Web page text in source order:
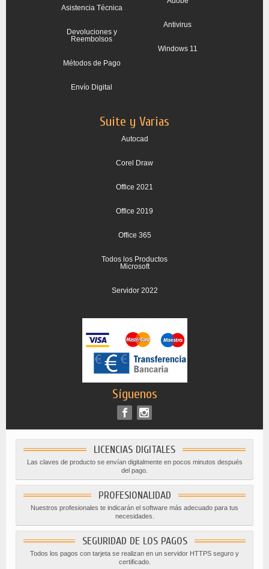
Asistencia Técnica
Devoluciones y
Reembolsos
Métodos de Pago
Envío Digital
Antivirus
Windows 11
Suite y Varias
Autocad
Corel Draw
Office 2021
Office 2019
Office 365
Todos los Productos
Microsoft
Servidor 2022
Síguenos
LICENCIAS DIGITALES
Las claves de producto se envían digitalmente en pocos minutos después
del pago.
PROFESIONALIDAD
Nuestros profesionales te indicarán el software más adecuado para tus
necesidades.
SEGURIDAD DE LOS PAGOS
Todos los pagos con tarjeta se realizan en un servidor HTTPS seguro y
certificado.